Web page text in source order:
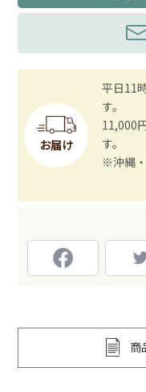
お届け
平日11
す。
11,000
す。
※沖縄
商